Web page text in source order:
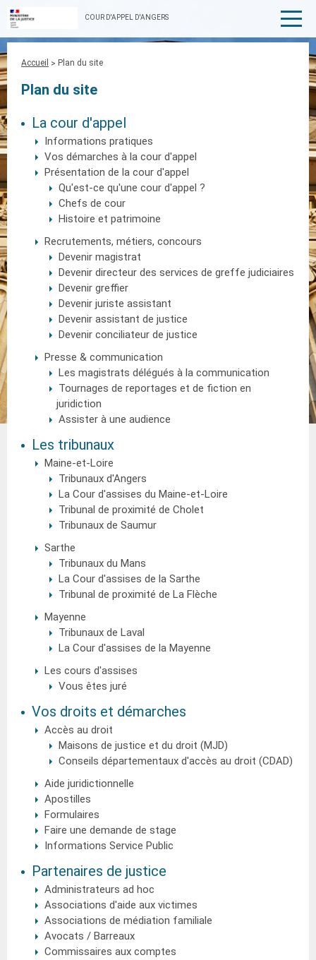
COUR D'APPEL D'ANGERS
Fil
Accueil Plan du site
Plan du site
La cour d'appel
Informations pratiques
Vos démarches à la cour d'appel
Présentation de la cour d'appel
Qu'est-ce qu'une cour d'appel ?
Chefs de cour
Histoire et patrimoine
Recrutements, métiers, concours
Devenir magistrat
Devenir directeur des services de greffe judiciaires
Devenir greffier
Devenir juriste assistant
Devenir assistant de justice
Devenir conciliateur de justice
Presse & communication
Les magistrats délégués à la communication
Tournages de reportages et de fiction en
juridiction
Assister à une audience
Les tribunaux
Maine-et-Loire
Tribunaux d'Angers
La Cour d'assises du Maine-et-Loire
Tribunal de proximité de Cholet
Tribunaux de Saumur
Sarthe
Tribunaux du Mans
La Cour d'assises de la Sarthe
Tribunal de proximité de La Flèche
Mayenne
Tribunaux de Laval
La Cour d'assises de la Mayenne
Les cours d'assises
Vous êtes juré
Vos droits et démarches
Accès au droit
Maisons de justice et du droit (MJD)
Conseils départementaux d'accès au droit (CDAD)
Aide juridictionnelle
Apostilles
Formulaires
Faire une demande de stage
Informations Service Public
Partenaires de justice
Administrateurs ad hoc
Associations d'aide aux victimes
Associations de médiation familiale
Avocats / Barreaux
Commissaires aux comptes